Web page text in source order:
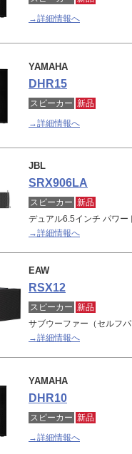
→詳細情報へ
YAMAHA
DHR15
スピーカー 新品
→詳細情報へ
JBL
SRX906LA
スピーカー 新品
デュアル6.5インチ パワ
→詳細情報へ
EAW
RSX12
スピーカー 新品
サブウーファー（セルフ
→詳細情報へ
YAMAHA
DHR10
スピーカー 新品
→詳細情報へ